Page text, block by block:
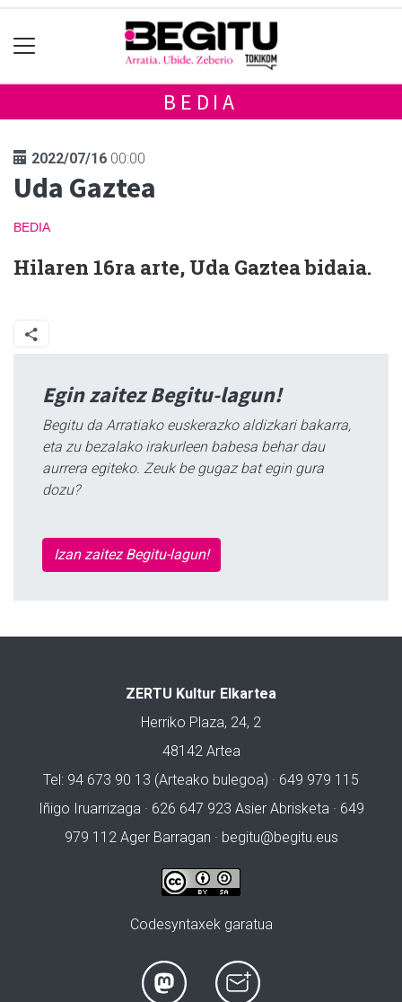
BEDIA
2022/07/16 00:00
Uda Gaztea
BEDIA
Hilaren 16ra arte, Uda Gaztea bidaia.
Egin zaitez Begitu-lagun!
Begitu da Arratiako euskerazko aldizkari bakarra,
eta zu bezalako irakurleen babesa behar dau
aurrera egiteko. Zeuk be gugaz bat egin gura
dozu?
Izan zaitez Begitu-lagun!
ZERTU Kultur Elkartea
Herriko Plaza, 24, 2
48142 Artea
Tel: 94 673 90 13 (Arteako bulegoa) · 649 979 115
Iñigo Iruarrizaga · 626 647 923 Asier Abrisketa · 649
979 112 Ager Barragan · begitu@begitu.eus
Codesyntaxek garatua